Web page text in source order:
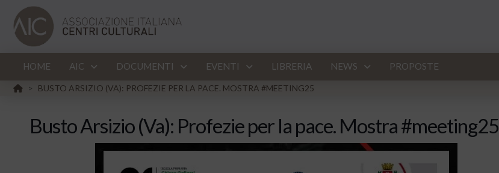
HOME AIC DOCUMENTI EVENTI LIBRERIA NEWS PROPOSTE
HOME
> BUSTO ARSIZIO (VA): PROFEZIE PER LA PACE. MOSTRA #MEETING25
Busto Arsizio (Va): Profezie per la pace. Mostra #meeting25